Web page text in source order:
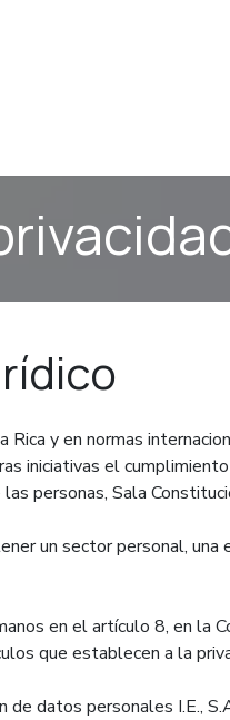
y en normas
iniciativas el
personas, Sala
personal, una
en el artículo 8, en
que establecen a la
datos personales I.E.,